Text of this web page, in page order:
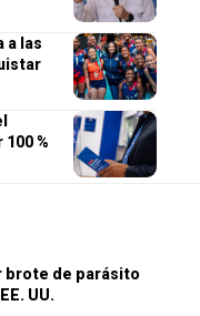
a las
%
brote de parásito
UU.